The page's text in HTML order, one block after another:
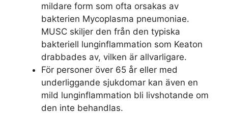
mildare form som ofta orsakas av
bakterien Mycoplasma pneumoniae.
MUSC skiljer den från den typiska
bakteriell lunginflammation som Keaton
drabbades av, vilken är allvarligare.
För personer över 65 år eller med
underliggande sjukdomar kan även en
mild lunginflammation bli livshotande om
den inte behandlas.